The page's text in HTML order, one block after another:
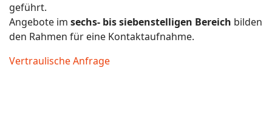
geführt.
Angebote im sechs- bis siebenstelligen Bereich bilden
den Rahmen für eine Kontaktaufnahme.
Vertraulische Anfrage